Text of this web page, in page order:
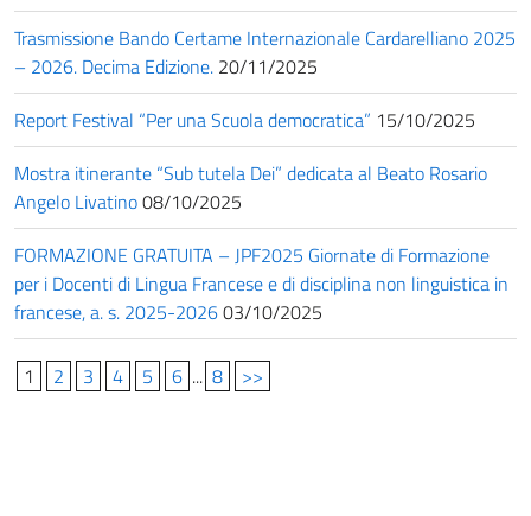
Trasmissione Bando Certame Internazionale Cardarelliano 2025
– 2026. Decima Edizione. 20/11/2025
Report Festival “Per una Scuola democratica” 15/10/2025
Mostra itinerante “Sub tutela Dei” dedicata al Beato Rosario
Angelo Livatino08/10/2025
FORMAZIONE GRATUITA – JPF2025 Giornate di Formazione
per i Docenti di Lingua Francese e di disciplina non linguistica in
francese, a. s. 2025-202603/10/2025
1 2 3 4 5 6 ... 8 >>